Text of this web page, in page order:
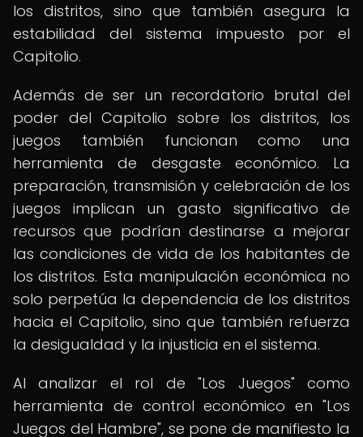
los distritos, sino que también asegura la
estabilidad del sistema impuesto por el
Capitolio.
Además de ser un recordatorio brutal del
poder del Capitolio sobre los distritos, los
juegos también funcionan como una
herramienta de desgaste económico. La
preparación, transmisión y celebración de los
juegos implican un gasto significativo de
recursos que podrían destinarse a mejorar
las condiciones de vida de los habitantes de
los distritos. Esta manipulación económica no
solo perpetúa la dependencia de los distritos
hacia el Capitolio, sino que también refuerza
la desigualdad y la injusticia en el sistema.
Al analizar el rol de "Los Juegos" como
herramienta de control económico en "Los
Juegos del Hambre", se pone de manifiesto la